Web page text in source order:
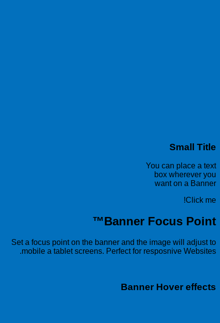
Small Title
You can place a text
box wherever you
want on a Banner
Click me!
Banner Focus Point
™
Set a focus point on the banner and the image will adjust to
mobile a tablet screens. Perfect for resposnive Websites.
Banner Hover effects